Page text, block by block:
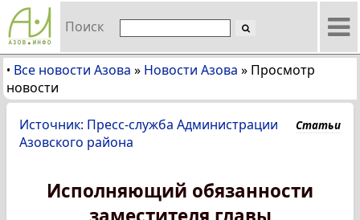
Поиск
• Все новости Азова » Новости Азова » Просмотр
новости
Источник: Пресс-служба Администрации
Азовского района
Статьи
Исполняющий обязанности